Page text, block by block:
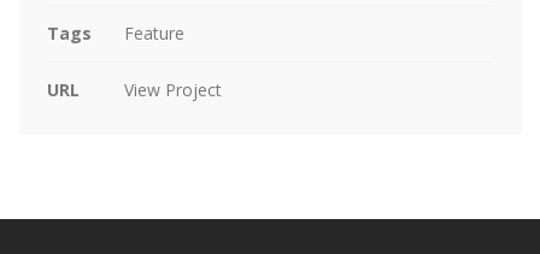
Tags Feature
URL View Project